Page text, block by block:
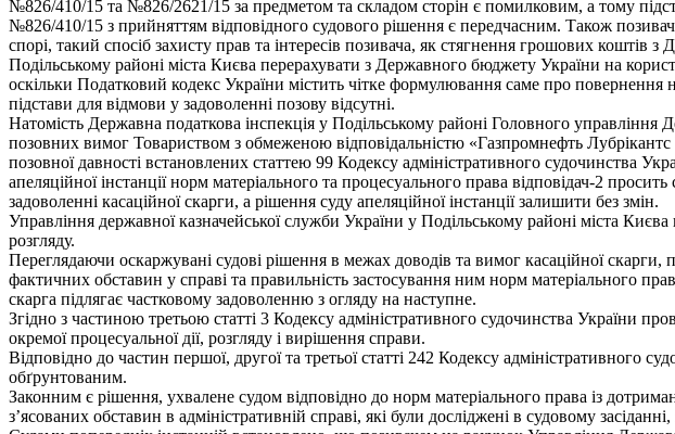
№826/410/15 та №826/2621/15 за предметом та складом сторін є помилковим, а тому
№826/410/15 з прийняттям відповідного судового рішення є передчасним. Також
спорі, такий спосіб захисту прав та інтересів позивача, як стягнення грошових
Подільському районі міста Києва перерахувати з Державного бюджету України на
оскільки Податковий кодекс України містить чітке формулювання саме про
підстави для відмови у задоволенні позову відсутні.
Натомість Державна податкова інспекція у Подільському районі Головного управління
позовних вимог Товариством з обмеженою відповідальністю «Газпромнефть
позовної давності встановлених статтею 99 Кодексу адміністративного судочинства
апеляційної інстанції норм матеріального та процесуального права відповідач-2
задоволенні касаційної скарги, а рішення суду апеляційної інстанції залишити без змін.
Управління державної казначейської служби України у Подільському районі міста
розгляду.
Переглядаючи оскаржувані судові рішення в межах доводів та вимог касаційної
фактичних обставин у справі та правильність застосування ним норм матеріального
скарга підлягає частковому задоволенню з огляду на наступне.
Згідно з частиною третьою статті 3 Кодексу адміністративного судочинства України
окремої процесуальної дії, розгляду і вирішення справи.
Відповідно до частин першої, другої та третьої статті 242 Кодексу адміністративного
обґрунтованим.
Законним є рішення, ухвалене судом відповідно до норм матеріального права із
з’ясованих обставин в адміністративній справі, які були досліджені в судовому